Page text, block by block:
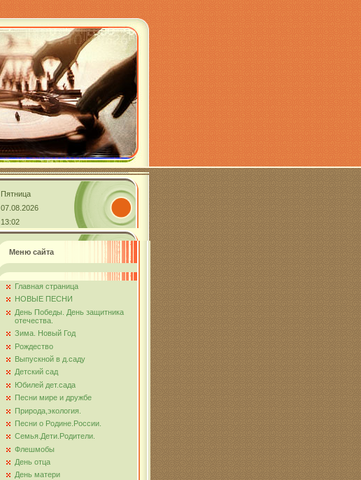
Пятница
07.08.2026
13:02
Меню сайта
Главная страница
НОВЫЕ ПЕСНИ
День Победы. День защитника
отечества.
Зима. Новый Год
Рождество
Выпускной в д.саду
Детский сад
Юбилей дет.сада
Песни мире и дружбе
Природа,экология.
Песни о Родине.России.
Семья.Дети.Родители.
Флешмобы
День отца
День матери